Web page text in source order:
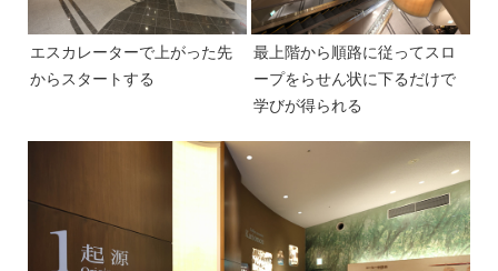
エスカレーターで上がった先
からスタートする
最上階から順路に従ってスロ
ープをらせん状に下るだけで
学びが得られる